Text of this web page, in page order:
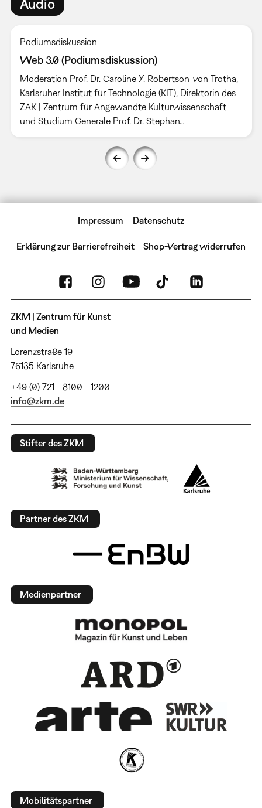
Audio
Podiumsdiskussion
Web 3.0 (Podiumsdiskussion)
Moderation Prof. Dr. Caroline Y. Robertson-von Trotha,
Karlsruher Institut für Technologie (KIT), Direktorin des
ZAK | Zentrum für Angewandte Kulturwissenschaft
und Studium Generale Prof. Dr. Stephan…
Impressum Datenschutz
Erklärung zur Barrierefreiheit Shop-Vertrag widerrufen
ZKM | Zentrum für Kunst
und Medien
Lorenzstraße 19
76135 Karlsruhe
+49 (0) 721 - 8100 - 1200
info@zkm.de
Stifter des ZKM
Partner des ZKM
Medienpartner
Mobilitätspartner